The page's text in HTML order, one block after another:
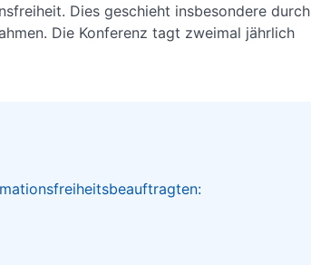
Dies geschieht insbesondere durch
Die Konferenz tagt zweimal jährlich